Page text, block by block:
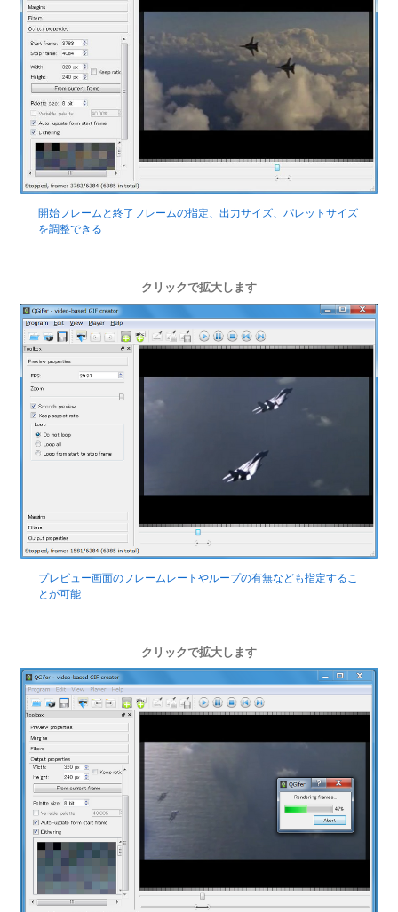
開始フレームと終了フレームの指定、出力サイズ、パレットサイズ
を調整できる
クリックで拡大します
プレビュー画面のフレームレートやループの有無なども指定するこ
とが可能
クリックで拡大します